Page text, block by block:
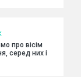
про вісім
серед них і